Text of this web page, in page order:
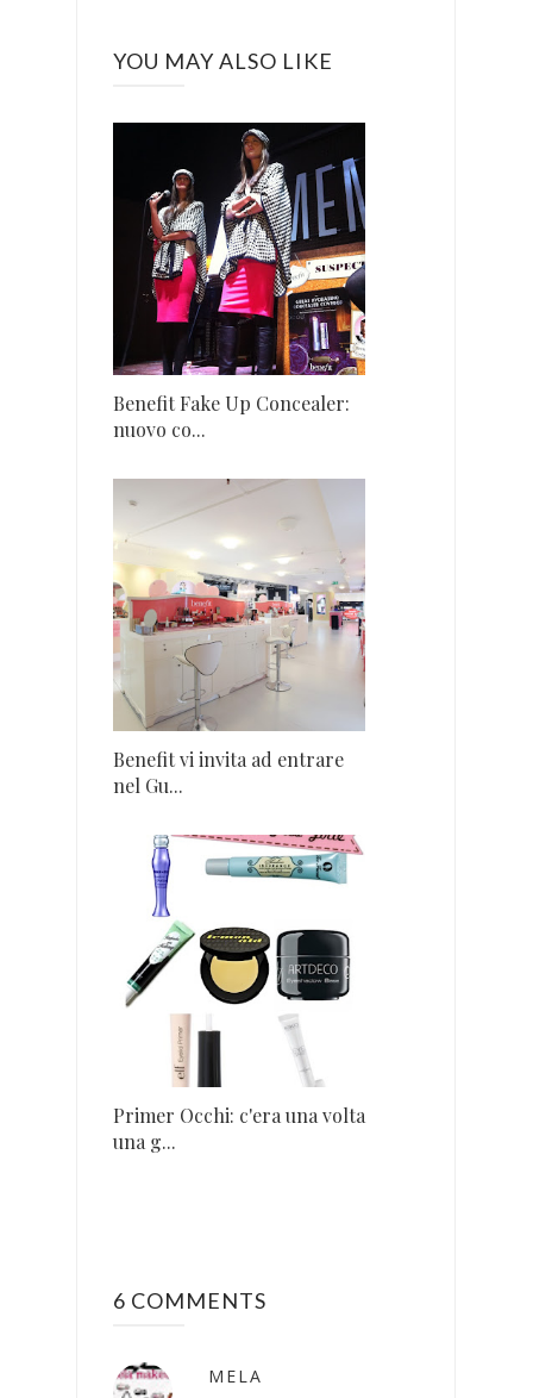
YOU MAY ALSO LIKE
Benefit Fake Up Concealer:
nuovo co...
Benefit vi invita ad entrare
nel Gu...
Primer Occhi: c'era una volta
una g...
6 COMMENTS
MELA